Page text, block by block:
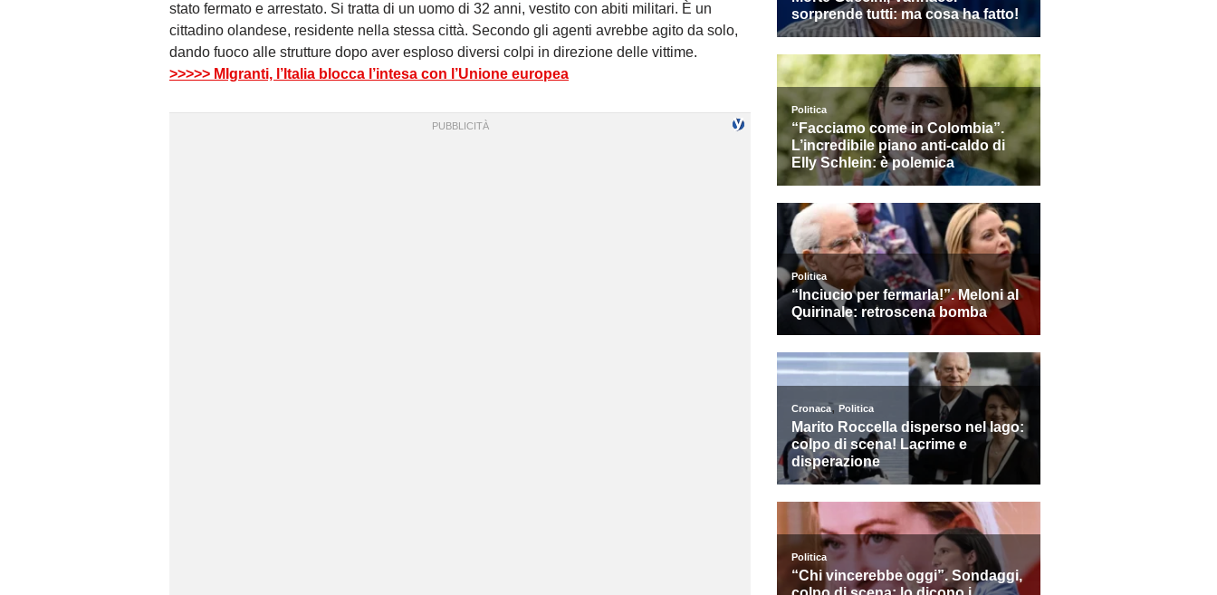
stato fermato e arrestato. Si tratta di un uomo di 32 anni, vestito con abiti militari. È un
cittadino olandese, residente nella stessa città. Secondo gli agenti avrebbe agito da solo,
dando fuoco alle strutture dopo aver esploso diversi colpi in direzione delle vittime.
>>>>> MIgranti, l’Italia blocca l’intesa con l’Unione europea